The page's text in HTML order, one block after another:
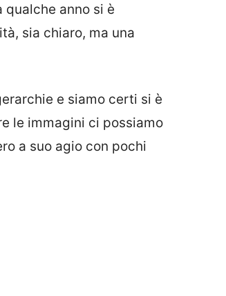
anno si è
sia chiaro, ma una
e siamo certi si è
le immagini ci possiamo
a suo agio con pochi